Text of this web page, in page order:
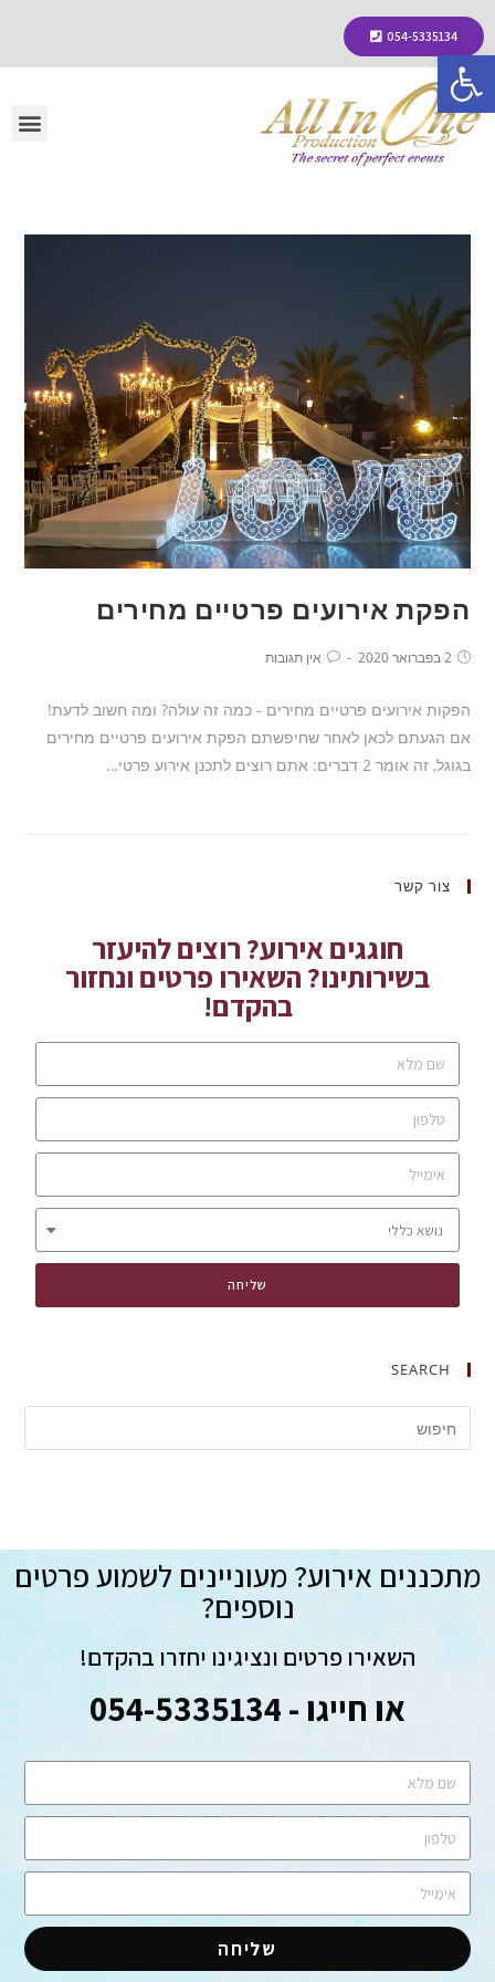
פתח סרגל נגישות
054-5335134
הפקת אירועים פרטיים מחירים
2 בפברואר 2020 אין תגובות
הפקות אירועים פרטיים מחירים - כמה זה עולה? ומה חשוב לדעת!
אם הגעתם לכאן לאחר שחיפשתם הפקת אירועים פרטיים מחירים
בגוגל, זה אומר 2 דברים: אתם רוצים לתכנן אירוע פרטי…
צור קשר
חוגגים אירוע? רוצים להיעזר
בשירותינו? השאירו פרטים ונחזור
בהקדם!
שליחה
SEARCH
מתכננים אירוע? מעוניינים לשמוע פרטים
נוספים?
השאירו פרטים ונציגינו יחזרו בהקדם!
או חייגו - 054-5335134
שליחה